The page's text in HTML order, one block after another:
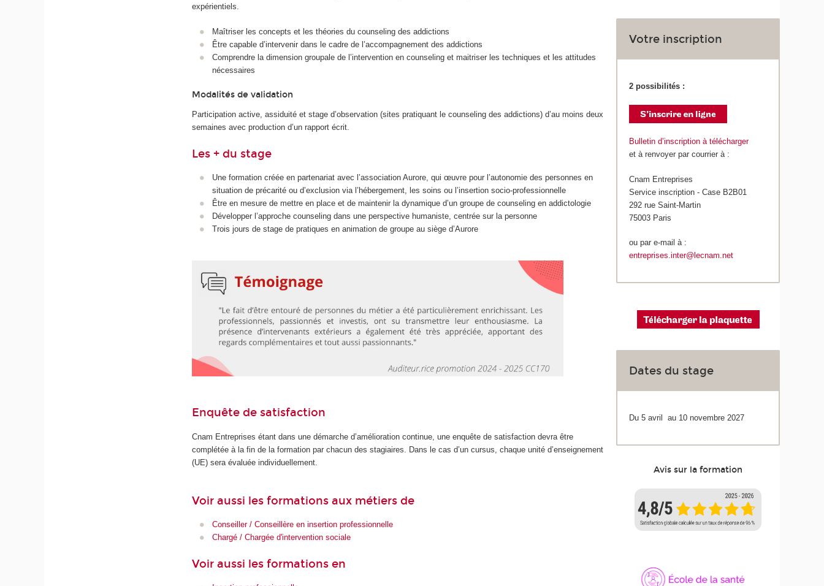
expérientiels.
Maîtriser les concepts et les théories du counseling des addictions
Être capable d’intervenir dans le cadre de l’accompagnement des addictions
Comprendre la dimension groupale de l’intervention en counseling et maitriser les techniques et les attitudes
nécessaires
Modalités de validation
Participation active, assiduité et stage d’observation (sites pratiquant le counseling des addictions) d’au moins deux
semaines avec production d’un rapport écrit.
Les + du stage
Une formation créée en partenariat avec l’association Aurore, qui œuvre pour l’autonomie des personnes en
situation de précarité ou d’exclusion via l’hébergement, les soins ou l’insertion socio-professionnelle
Être en mesure de mettre en place et de maintenir la dynamique d’un groupe de counseling en addictologie
Développer l’approche counseling dans une perspective humaniste, centrée sur la personne
Trois jours de stage de pratiques en animation de groupe au siège d’Aurore
Enquête de satisfaction
Cnam Entreprises étant dans une démarche d’amélioration continue, une enquête de satisfaction devra être
complétée à la fin de la formation par chacun des stagiaires. Dans le cas d’un cursus, chaque unité d’enseignement
(UE) sera évaluée individuellement.
Voir aussi les formations aux métiers de
Conseiller / Conseillère en insertion professionnelle
Chargé / Chargée d'intervention sociale
Voir aussi les formations en
Votre inscription
2 possibilités :
Bulletin d’inscription à télécharger
et à renvoyer par courrier à :
Cnam Entreprises
Service inscription - Case B2B01
292 rue Saint-Martin
75003 Paris
ou par e-mail à :
entreprises.inter@lecnam.net
Dates du stage
Du 5 avril au 10 novembre 2027
Avis sur la formation